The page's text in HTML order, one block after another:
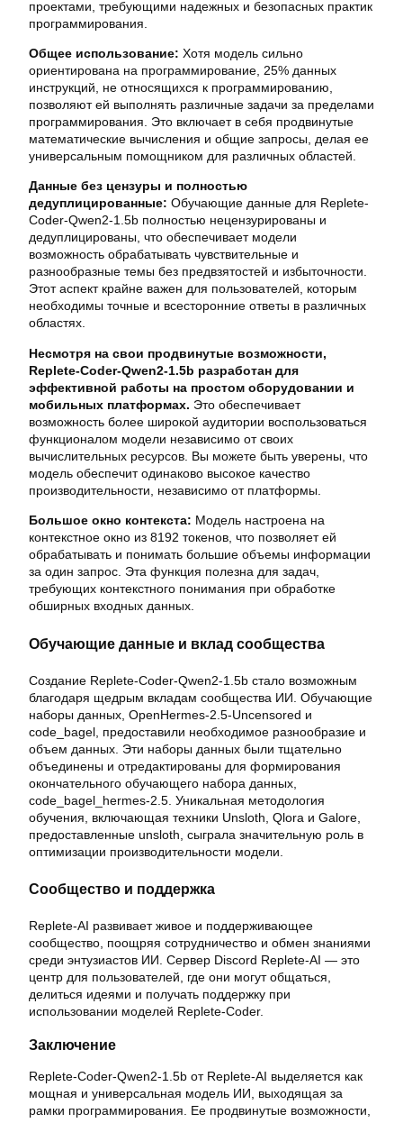
проектами, требующими надежных и безопасных практик
программирования.
Общее использование: Хотя модель сильно
ориентирована на программирование, 25% данных
инструкций, не относящихся к программированию,
позволяют ей выполнять различные задачи за пределами
программирования. Это включает в себя продвинутые
математические вычисления и общие запросы, делая ее
универсальным помощником для различных областей.
Данные без цензуры и полностью
дедуплицированные: Обучающие данные для Replete-
Coder-Qwen2-1.5b полностью нецензурированы и
дедуплицированы, что обеспечивает модели
возможность обрабатывать чувствительные и
разнообразные темы без предвзятостей и избыточности.
Этот аспект крайне важен для пользователей, которым
необходимы точные и всесторонние ответы в различных
областях.
Несмотря на свои продвинутые возможности,
Replete-Coder-Qwen2-1.5b разработан для
эффективной работы на простом оборудовании и
мобильных платформах. Это обеспечивает
возможность более широкой аудитории воспользоваться
функционалом модели независимо от своих
вычислительных ресурсов. Вы можете быть уверены, что
модель обеспечит одинаково высокое качество
производительности, независимо от платформы.
Большое окно контекста: Модель настроена на
контекстное окно из 8192 токенов, что позволяет ей
обрабатывать и понимать большие объемы информации
за один запрос. Эта функция полезна для задач,
требующих контекстного понимания при обработке
обширных входных данных.
Обучающие данные и вклад сообщества
Создание Replete-Coder-Qwen2-1.5b стало возможным
благодаря щедрым вкладам сообщества ИИ. Обучающие
наборы данных, OpenHermes-2.5-Uncensored и
code_bagel, предоставили необходимое разнообразие и
объем данных. Эти наборы данных были тщательно
объединены и отредактированы для формирования
окончательного обучающего набора данных,
code_bagel_hermes-2.5. Уникальная методология
обучения, включающая техники Unsloth, Qlora и Galore,
предоставленные unsloth, сыграла значительную роль в
оптимизации производительности модели.
Сообщество и поддержка
Replete-AI развивает живое и поддерживающее
сообщество, поощряя сотрудничество и обмен знаниями
среди энтузиастов ИИ. Сервер Discord Replete-AI — это
центр для пользователей, где они могут общаться,
делиться идеями и получать поддержку при
использовании моделей Replete-Coder.
Заключение
Replete-Coder-Qwen2-1.5b от Replete-AI выделяется как
мощная и универсальная модель ИИ, выходящая за
рамки программирования. Ее продвинутые возможности,